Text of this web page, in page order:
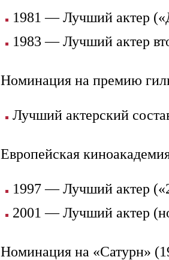
1981 — Лучший актер
1983 — Лучший актер
Номинация на премию
Лучший актерский
Европейская
1997 — Лучший актер
2001 — Лучший актер
Номинация на «Сатурн»